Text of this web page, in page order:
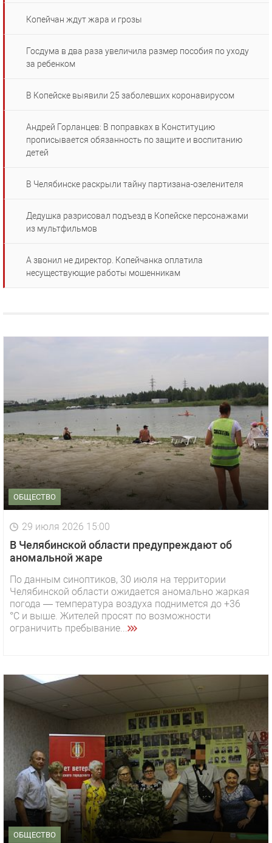
Копейчан ждут жара и грозы
Госдума в два раза увеличила размер пособия по уходу
за ребенком
В Копейске выявили 25 заболевших коронавирусом
Андрей Горланцев: В поправках в Конституцию
прописывается обязанность по защите и воспитанию
детей
В Челябинске раскрыли тайну партизана-озеленителя
Дедушка разрисовал подъезд в Копейске персонажами
из мультфильмов
А звонил не директор. Копейчанка оплатила
несуществующие работы мошенникам
ОБЩЕСТВО
29 июля 2026 15:00
В Челябинской области предупреждают об
аномальной жаре
По данным синоптиков, 30 июля на территории
Челябинской области ожидается аномально жаркая
погода — температура воздуха поднимется до +36
°C и выше. Жителей просят по возможности
ограничить пребывание...
ОБЩЕСТВО